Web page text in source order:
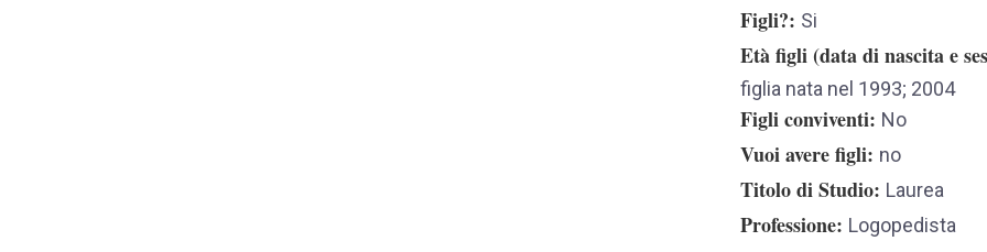
Figli? Si
Età figli (data di nascita e
figlia nata nel 1993; 2004
Figli conviventi No
Vuoi avere figli no
Titolo di Studio Laurea
Professione Logopedista